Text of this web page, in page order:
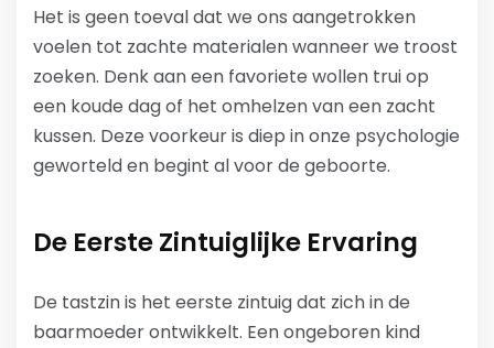
Het is geen toeval dat we ons aangetrokken
voelen tot zachte materialen wanneer we troost
zoeken. Denk aan een favoriete wollen trui op
een koude dag of het omhelzen van een zacht
kussen. Deze voorkeur is diep in onze psychologie
geworteld en begint al voor de geboorte.
De Eerste Zintuiglijke Ervaring
De tastzin is het eerste zintuig dat zich in de
baarmoeder ontwikkelt. Een ongeboren kind